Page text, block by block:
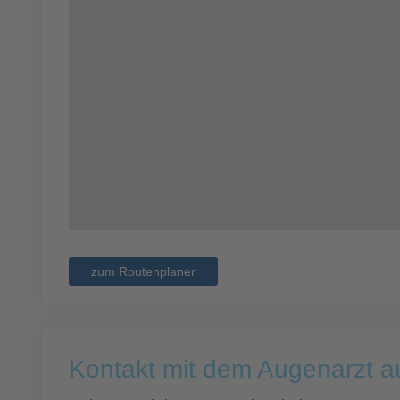
zum Routenplaner
Kontakt mit dem Augenarzt